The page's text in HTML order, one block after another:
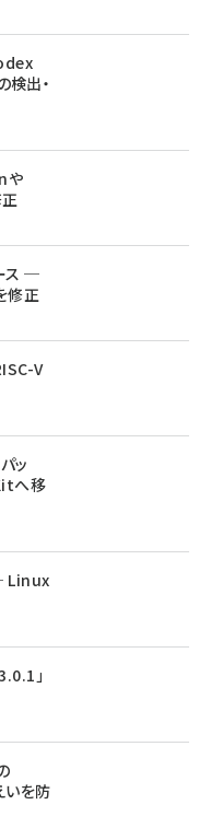
出・
や
ス ─
修正
V
ッ
へ移
Linux
」
いを防